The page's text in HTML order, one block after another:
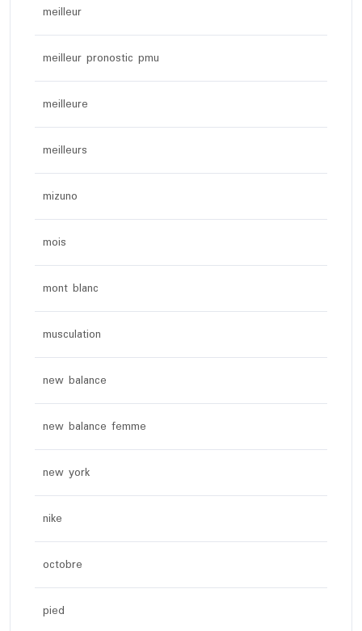
meilleur
meilleur pronostic pmu
meilleure
meilleurs
mizuno
mois
mont blanc
musculation
new balance
new balance femme
new york
nike
octobre
pied